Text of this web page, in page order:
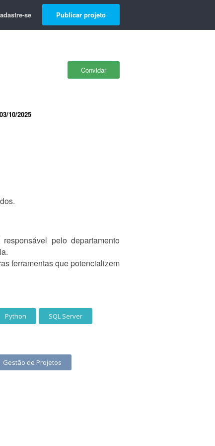
se Publicar projeto
Convidar
03/10/2025
pelo departamento
ferramentas que potencializem
Python SQL Server
Gestão de Projetos